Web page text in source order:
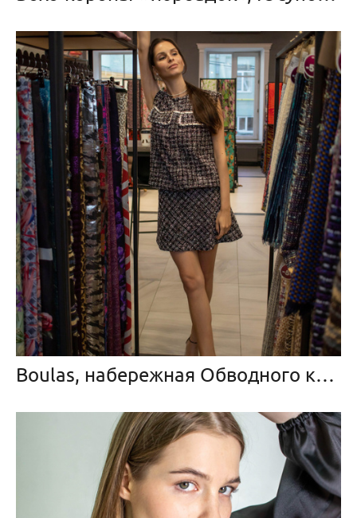
Boulas, набережная Обводного канала, магазин тканей «La Bottega dei Tessuti»